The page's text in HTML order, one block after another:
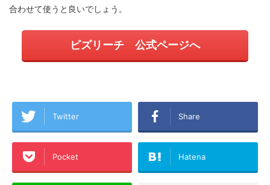
合わせて使うと良いでしょう。
ビズリーチ 公式ページへ
Twitter Share
Pocket Hatena